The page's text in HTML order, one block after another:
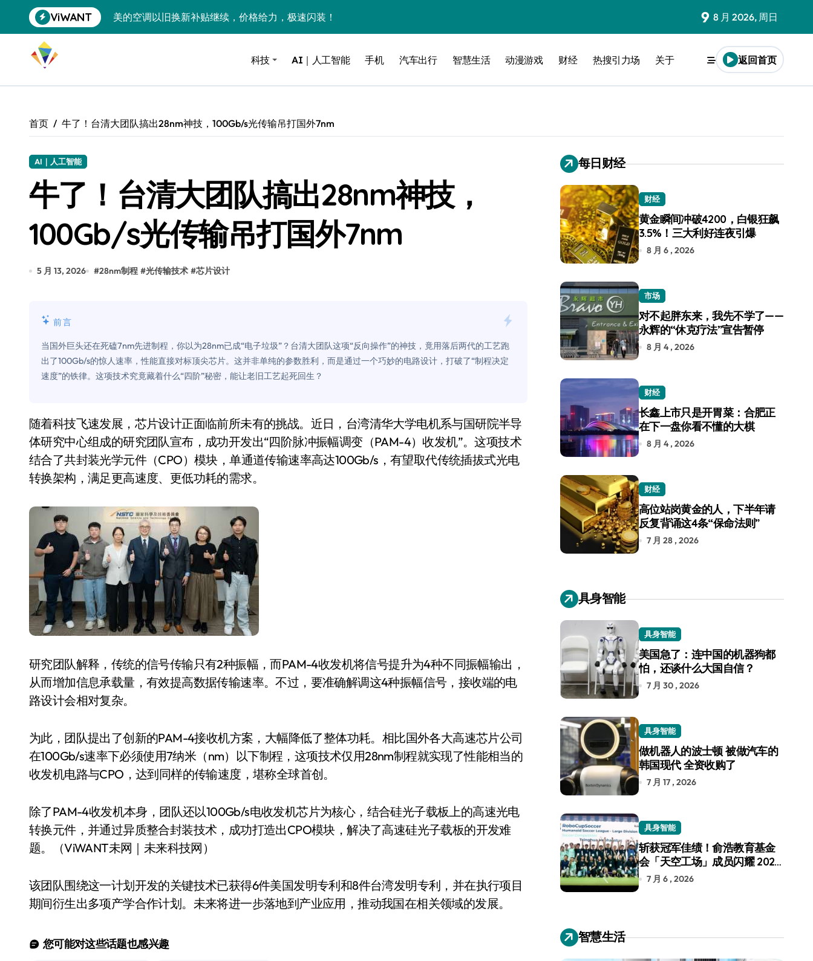
到
ViWANT
美的空调以旧换新补贴继续，价格给力，极速闪装！
黄金瞬间冲破4200，白银狂飙3.5%！三大利好连夜引爆
特斯拉中国卖第五，丰田一季净赚两个比亚迪——中国车企该醒醒了
Xbox七月大崩盘：裁员3200、卖工作室、网络瘫了，微软这次真急了
谷歌DeepMind创始人辞去CEO，但继续“垂帘听政”？
全球最小U盘，容量却碾压iPhone 17顶配？闪迪这波操作太狠了
400层堆叠、性能翻倍 三星把最新存储技术给了AI
别再用汽车USB给MacBook充电了！老司机教你3招真·快充
花钱买宝马，启动先看蜘蛛侠？”车主怒了：车内不是广告屏！
你的U盘格式对了吗？详解exFAT和NTFS的终极对决
维修店最怕的“作死”操作：把手机塞冰箱，你中招了吗？
轻到忽略不计 大疆Mini 2S内录实测，值不值得冲？
对不起胖东来，我先不学了——永辉的“休克疗法”宣告暂停
国际首次！中国钙钛矿探测器太空“开箱”，一边探测射线一边光伏发电
小米涨价！K90跳上3099，小米17标准版逼近4800
长鑫上市只是开胃菜：合肥正在下一盘你看不懂的大棋
耳机低音像白开水？90%的人第一步就做错了
Xbox 360 游戏终于要登 PC，光盘党也能“以盘换数”了？
AirTag 新版到底香不香？一篇帮你避坑+种草
9 8 月 2026, 周日
科技 AI｜人工智能 手机 汽车出行 智慧生活 动漫游戏 财经 热搜引力场 关于 返回首页
首页 牛了！台清大团队搞出28nm神技，100Gb/s光传输吊打国外7nm
AI｜人工智能
牛了！台清大团队搞出28nm神技，
100Gb/s光传输吊打国外7nm
5 月 13, 2026 #28nm制程 #光传输技术 #芯片设计
前言
当国外巨头还在死磕7nm先进制程，你以为28nm已成“电子垃圾”？台清大团队这项“反向操作”的神技，竟用落后两代的工艺跑
出了100Gb/s的惊人速率，性能直接对标顶尖芯片。这并非单纯的参数胜利，而是通过一个巧妙的电路设计，打破了“制程决定
速度”的铁律。这项技术究竟藏着什么“四阶”秘密，能让老旧工艺起死回生？
随着科技飞速发展，芯片设计正面临前所未有的挑战。近日，台湾清华大学电机系与国研院半导
体研究中心组成的研究团队宣布，成功开发出“四阶脉冲振幅调变（PAM-4）收发机”。这项技术
结合了共封装光学元件（CPO）模块，单通道传输速率高达100Gb/s，有望取代传统插拔式光电
转换架构，满足更高速度、更低功耗的需求。
研究团队解释，传统的信号传输只有2种振幅，而PAM-4收发机将信号提升为4种不同振幅输出，
从而增加信息承载量，有效提高数据传输速率。不过，要准确解调这4种振幅信号，接收端的电
路设计会相对复杂。
为此，团队提出了创新的PAM-4接收机方案，大幅降低了整体功耗。相比国外各大高速芯片公司
在100Gb/s速率下必须使用7纳米（nm）以下制程，这项技术仅用28nm制程就实现了性能相当的
收发机电路与CPO，达到同样的传输速度，堪称全球首创。
除了PAM-4收发机本身，团队还以100Gb/s电收发机芯片为核心，结合硅光子载板上的高速光电
转换元件，并通过异质整合封装技术，成功打造出CPO模块，解决了高速硅光子载板的开发难
题。（ViWANT未网｜未来科技网）
该团队围绕这一计划开发的关键技术已获得6件美国发明专利和8件台湾发明专利，并在执行项目
期间衍生出多项产学合作计划。未来将进一步落地到产业应用，推动我国在相关领域的发展。
您可能对这些话题也感兴趣
每日财经
财经
黄金瞬间冲破4200，白银狂飙
3.5%！三大利好连夜引爆
8 月 6 , 2026
市场
对不起胖东来，我先不学了——
永辉的“休克疗法”宣告暂停
8 月 4 , 2026
财经
长鑫上市只是开胃菜：合肥正
在下一盘你看不懂的大棋
8 月 4 , 2026
财经
高位站岗黄金的人，下半年请
反复背诵这4条“保命法则”
7 月 28 , 2026
具身智能
具身智能
美国急了：连中国的机器狗都
怕，还谈什么大国自信？
7 月 30 , 2026
具身智能
做机器人的波士顿 被做汽车的
韩国现代 全资收购了
7 月 17 , 2026
具身智能
斩获冠军佳绩！俞浩教育基金
会「天空工场」成员闪耀 2026
RoboCup 机器人世界杯
7 月 6 , 2026
智慧生活